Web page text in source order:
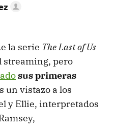
la serie The Last of Us
streaming, pero
sus primeras
un vistazo a los
y Ellie, interpretados